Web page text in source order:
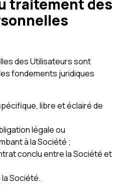
traitement des
des Utilisateurs sont
fondements juridiques
libre et éclairé de
légale ou
à la Société ;
conclu entre la Société et
la Société.